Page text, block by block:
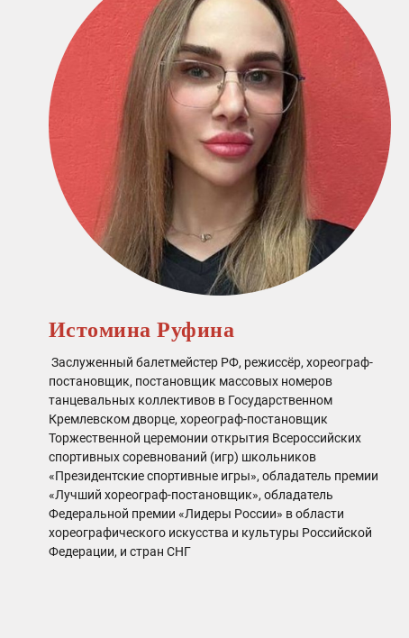
Истомина Руфина
Заслуженный балетмейстер РФ, режиссёр, хореограф-
постановщик, постановщик массовых номеров
танцевальных коллективов в Государственном
Кремлевском дворце, хореограф-постановщик
Торжественной церемонии открытия Всероссийских
спортивных соревнований (игр) школьников
«Президентские спортивные игры», обладатель премии
«Лучший хореограф-постановщик», обладатель
Федеральной премии «Лидеры России» в области
хореографического искусства и культуры Российской
Федерации, и стран СНГ